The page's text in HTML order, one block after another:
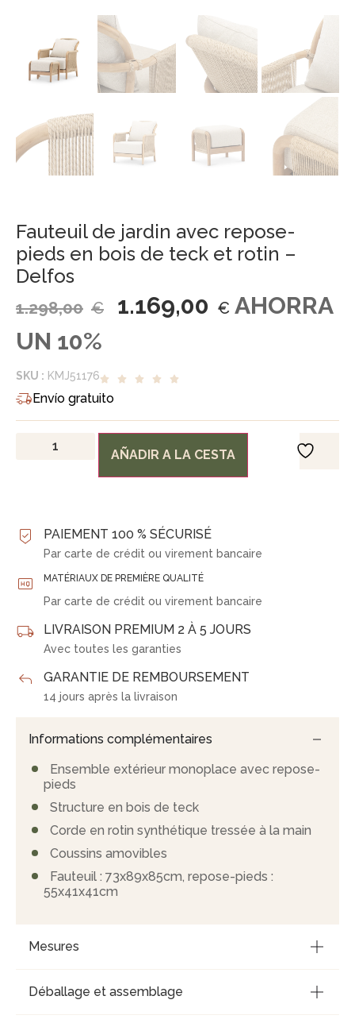
Fauteuil de jardin avec repose-
pieds en bois de teck et rotin –
Delfos
1.298,00 € 1.169,00 € AHORRA
UN 10%
SKU : KMJ51176
Envío gratuito
AÑADIR A LA CESTA
PAIEMENT 100 % SÉCURISÉ
Par carte de crédit ou virement bancaire
MATÉRIAUX DE PREMIÈRE QUALITÉ
Par carte de crédit ou virement bancaire
LIVRAISON PREMIUM 2 À 5 JOURS
Avec toutes les garanties
GARANTIE DE REMBOURSEMENT
14 jours après la livraison
Informations complémentaires
Ensemble extérieur monoplace avec repose-
pieds
Structure en bois de teck
Corde en rotin synthétique tressée à la main
Coussins amovibles
Fauteuil : 73x89x85cm, repose-pieds :
55x41x41cm
Mesures
Déballage et assemblage